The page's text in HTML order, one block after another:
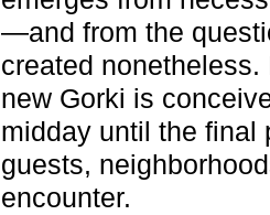
—and from the
created
new Gorki is
midday until the final
guests,
encounter.